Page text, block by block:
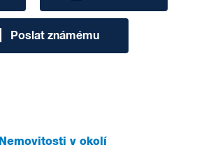
Poslat známému
Nemovitosti v okolí